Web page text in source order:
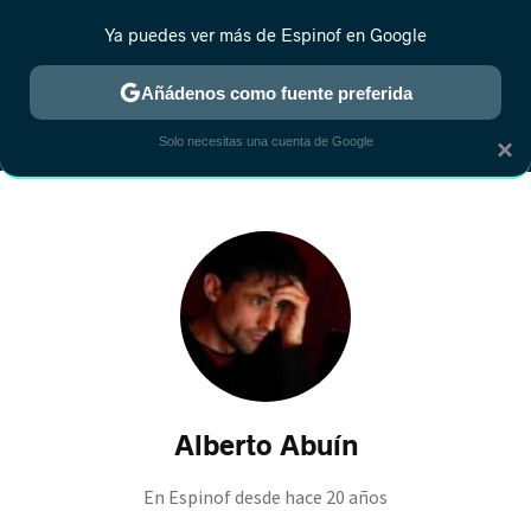
MENÚ NUEVO
ESTRENOS REALITY ANIME RANKINGS CINE
Alberto Abuín
En Espinof desde hace 20 años
×
Ya puedes ver más de Espinof en Google
Añádenos como fuente preferida
Solo necesitas una cuenta de Google